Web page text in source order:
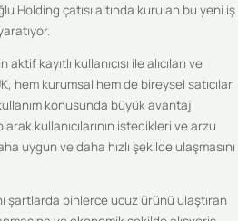
Holding çatısı altında kurulan bu yeni iş
kayıtlı kullanıcısı ile alıcıları ve
hem kurumsal hem de bireysel satıcılar
konusunda büyük avantaj
kullanıcılarının istedikleri ve arzu
uygun ve daha hızlı şekilde ulaşmasını
şartlarda binlerce ucuz ürünü ulaştıran